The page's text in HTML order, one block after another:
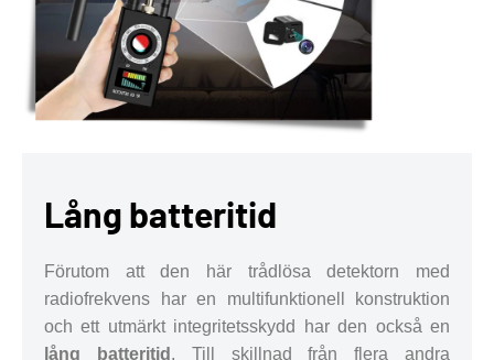
Lång batteritid
Förutom att den här trådlösa detektorn med
radiofrekvens har en multifunktionell konstruktion
och ett utmärkt integritetsskydd har den också en
lång batteritid . Till skillnad från flera andra